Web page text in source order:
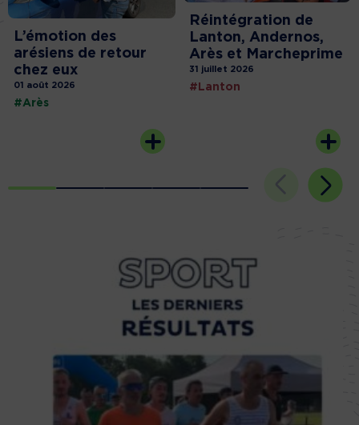
L’émotion des
arésiens de retour
chez eux
01 août 2026
#Arès
Réintégration de
Lanton, Andernos,
Arès et Marcheprime
31 juillet 2026
#Lanton